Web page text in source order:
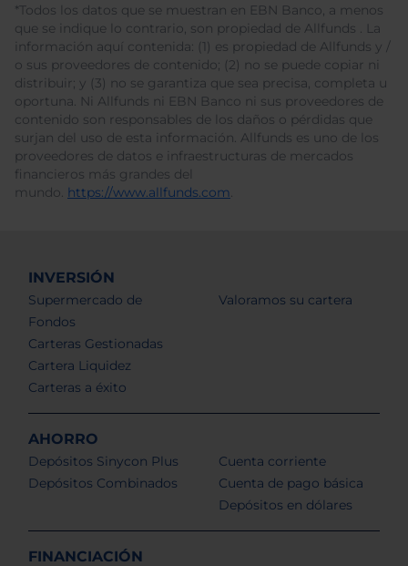
*Todos los datos que se muestran en EBN Banco, a menos
que se indique lo contrario, son propiedad de Allfunds . La
información aquí contenida: (1) es propiedad de Allfunds y /
o sus proveedores de contenido; (2) no se puede copiar ni
distribuir; y (3) no se garantiza que sea precisa, completa u
oportuna. Ni Allfunds ni EBN Banco ni sus proveedores de
contenido son responsables de los daños o pérdidas que
surjan del uso de esta información. Allfunds es uno de los
proveedores de datos e infraestructuras de mercados
financieros más grandes del
mundo. https://www.allfunds.com.
INVERSIÓN
Supermercado de
Fondos
Carteras Gestionadas
Cartera Liquidez
Carteras a éxito
Valoramos su cartera
AHORRO
Depósitos Sinycon Plus
Depósitos Combinados
Cuenta corriente
Cuenta de pago básica
Depósitos en dólares
FINANCIACIÓN